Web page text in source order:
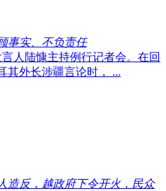
事实、不负责任
人陆慷主持例行记者会。在回
其外长涉疆言论时， ...
造反，越政府下令开火，民众